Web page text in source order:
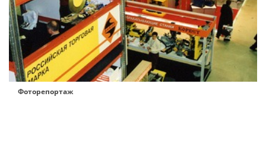
Фоторепортаж